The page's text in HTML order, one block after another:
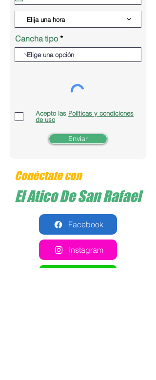
Elija una hora
Cancha tipo
Acepto las Políticas y condiciones
de uso
Enviar
Conéctate con
El Atico De San Rafael
Facebook
Instagram